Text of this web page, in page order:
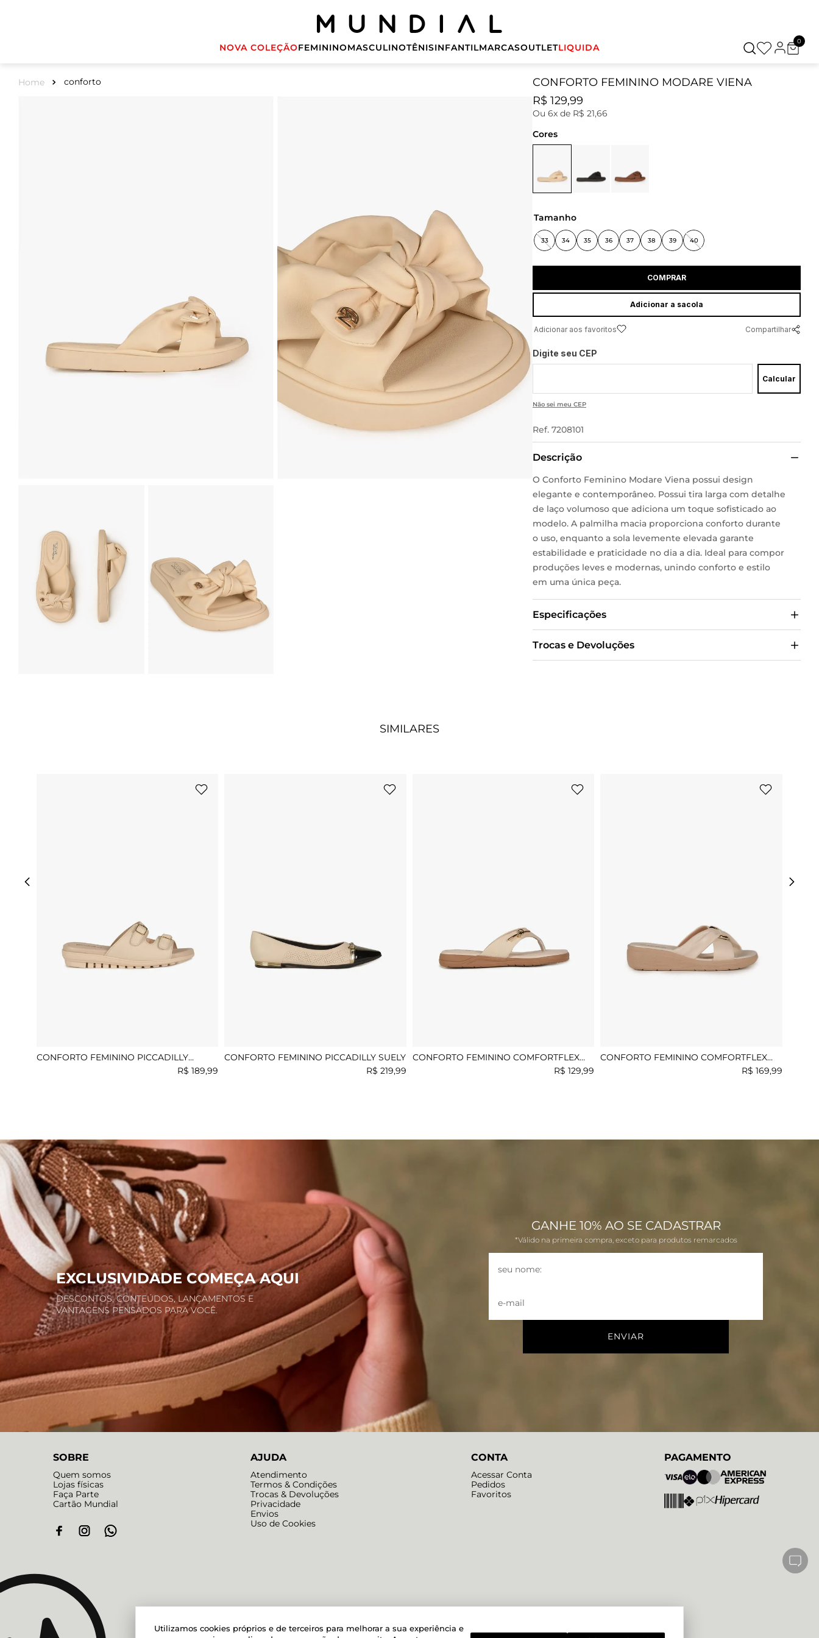
Utilizamos cookies próprios e de terceiros para melhorar a sua experiência e
NOVA COLEÇÃOFEMININOMASCULINOTÊNISINFANTILMARCASOUTLETLIQUIDA
0
conforto
CONFORTO FEMININO MODARE VIENA
R$ 129,99
Ou 6x de R$ 21,66
Cores
tamanho
33 34 35 36 37 38 39 40
COMPRAR
adicionar a sacola
Compartilhar
Digite seu CEP
Calcular
Não sei meu CEP
Ref. 7208101
Descrição
O Conforto Feminino Modare Viena possui design
elegante e contemporâneo. Possui tira larga com detalhe
de laço volumoso que adiciona um toque sofisticado ao
modelo. A palmilha macia proporciona conforto durante
o uso, enquanto a sola levemente elevada garante
estabilidade e praticidade no dia a dia. Ideal para compor
produções leves e modernas, unindo conforto e estilo
em uma única peça.
Especificações
Trocas e Devoluções
SIMILARES
CONFORTO FEMININO PICCADILLY
R$ 189,99
CONFORTO FEMININO PICCADILLY SUELY
R$ 219,99
CONFORTO FEMININO COMFORTFLEX
R$ 129,99
CONFORTO FEMININO COMFORTFLEX
R$ 169,99
EXCLUSIVIDADE COMEÇA AQUI
DESCONTOS, CONTEÚDOS, LANÇAMENTOS E
VANTAGENS PENSADOS PARA VOCÊ.
GANHE 10% AO SE CADASTRAR
*Válido na primeira compra, exceto para produtos remarcados
SOBRE
Quem somos
Lojas físicas
Faça Parte
Cartão Mundial
AJUDA
Atendimento
Termos & Condições
Trocas & Devoluções
Privacidade
Envios
Uso de Cookies
CONTA
Acessar Conta
Pedidos
Favoritos
PAGAMENTO
Powered byDeveloped by